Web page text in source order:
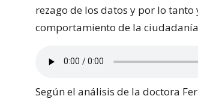
rezago de los datos y por lo tanto
comportamiento de la
Según el análisis de la doctora